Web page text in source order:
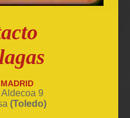
9
(Toledo)